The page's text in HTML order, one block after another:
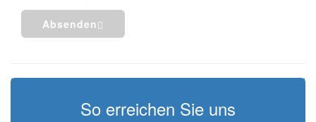
Absenden
So erreichen Sie uns